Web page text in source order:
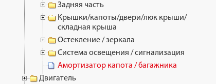
Задняя часть
Крышки/капоты/двери/люк крыши/
складная крыша
Остекление / зеркала
Система освещения / сигнализация
Амортизатор капота / багажника
Двигатель